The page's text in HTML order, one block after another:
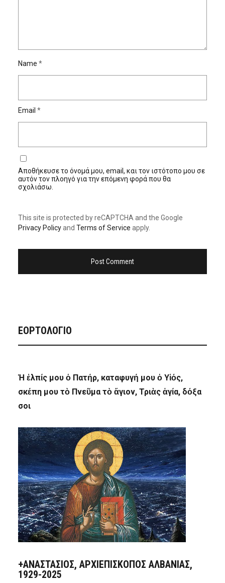
Name *
Email *
Αποθήκευσε το όνομά μου, email, και τον ιστότοπο μου σε
αυτόν τον πλοηγό για την επόμενη φορά που θα
σχολιάσω.
This site is protected by reCAPTCHA and the Google
Privacy Policyand Terms of Service apply.
ΕΟΡΤΟΛΟΓΙΟ
Ἡ ἐλπίς μου ὁ Πατήρ, καταφυγή μου ὁ Υἱός,
σκέπη μου τὸ Πνεῦμα τὸ ἅγιον, Τριὰς ἁγία, δόξα
σοι
+ΑΝΑΣΤΆΣΙΟΣ, ΑΡΧΙΕΠΊΣΚΟΠΟΣ ΑΛΒΑΝΊΑΣ,
1929-2025